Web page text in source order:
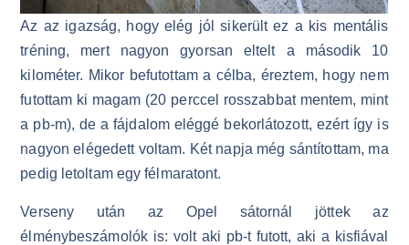
Az az igazság, hogy elég jól sikerült ez a kis mentális
tréning, mert nagyon gyorsan eltelt a második 10
kilométer. Mikor befutottam a célba, éreztem, hogy nem
futottam ki magam (20 perccel rosszabbat mentem, mint
a pb-m), de a fájdalom eléggé bekorlátozott, ezért így is
nagyon elégedett voltam. Két napja még sántítottam, ma
pedig letoltam egy félmaratont.
Verseny után az Opel sátornál jöttek az
élménybeszámolók is: volt aki pb-t futott, aki a kisfiával